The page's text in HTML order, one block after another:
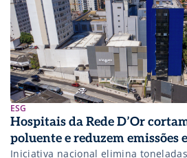
ESG
Hospitais da Rede D’Or
poluente e reduzem emissões
Iniciativa nacional elimina